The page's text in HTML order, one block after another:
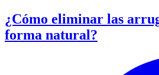
¿Cómo eliminar las
forma natural?